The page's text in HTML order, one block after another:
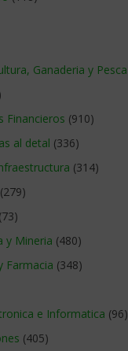
Ganaderia y Pesca
Financieros (910)
al detal (336)
(314)
(279)
(73)
y Mineria (480)
Farmacia (348)
e Informatica (96)
(405)